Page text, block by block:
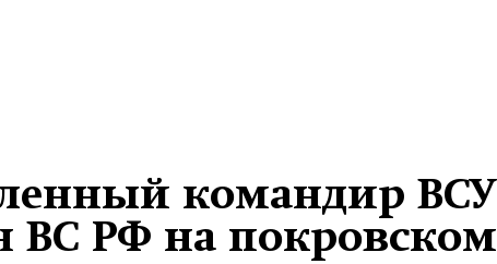
командир ВСУ
ВС РФ на покровском